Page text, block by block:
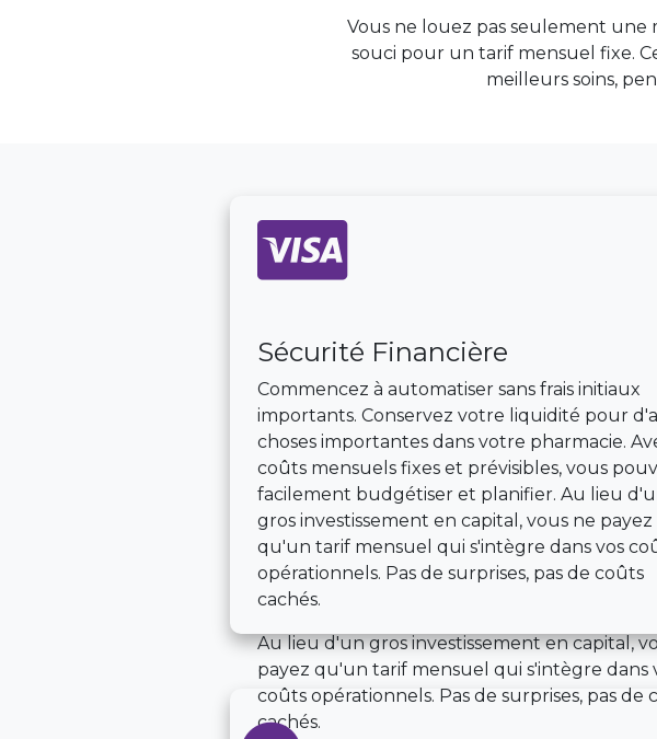
Vous ne louez pas seulement
souci pour un tarif mensuel fixe.
meilleurs soins,
Sécurité Financière
Commencez à automatiser sans frais initiaux
importants. Conservez votre liquidité pour
choses importantes dans votre pharmacie.
coûts mensuels fixes et prévisibles, vous
facilement budgétiser et planifier. Au lieu
gros investissement en capital, vous ne payez
qu'un tarif mensuel qui s'intègre dans vos
opérationnels. Pas de surprises, pas de coûts
cachés.
Au lieu d'un gros investissement en capital,
payez qu'un tarif mensuel qui s'intègre dans
coûts opérationnels. Pas de surprises, pas de
cachés.